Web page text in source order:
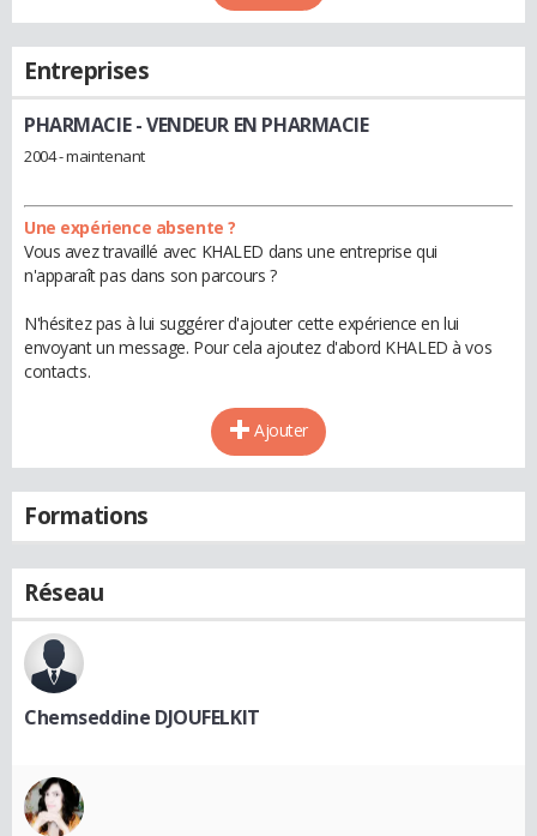
Entreprises
PHARMACIE- VENDEUR EN PHARMACIE
2004 - maintenant
Une expérience absente ?
Vous avez travaillé avec KHALED dans une entreprise qui
n'apparaît pas dans son parcours ?
N'hésitez pas à lui suggérer d'ajouter cette expérience en lui
envoyant un message. Pour cela ajoutez d'abord KHALED à vos
contacts.
Ajouter
Formations
Réseau
Chemseddine DJOUFELKIT